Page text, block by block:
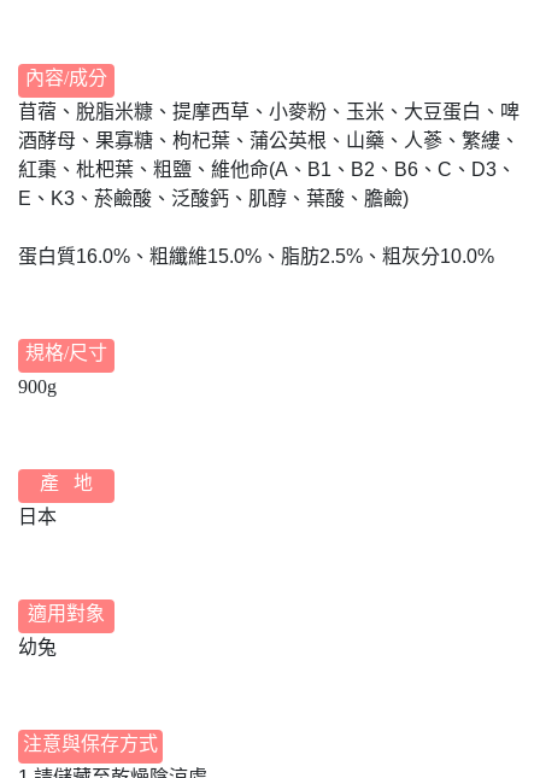
內容/成分
苜蓿、脫脂米糠、提摩西草、小麥粉、玉米、大豆蛋白、啤
酒酵母、果寡糖、枸杞葉、蒲公英根、山藥、人蔘、繁縷、
紅棗、枇杷葉、粗鹽、維他命(A、B1、B2、B6、C、D3、
E、K3、菸鹼酸、泛酸鈣、肌醇、葉酸、膽鹼)
蛋白質16.0%、粗纖維15.0%、脂肪2.5%、粗灰分10.0%
規格/尺寸
900g
產 地
日本
適用對象
幼兔
注意與保存方式